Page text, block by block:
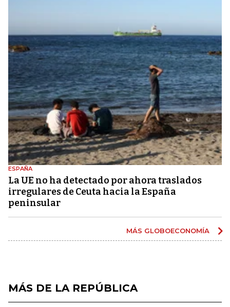
ESPAÑA
La UE no ha detectado por ahora traslados
irregulares de Ceuta hacia la España
peninsular
MÁS GLOBOECONOMÍA
MÁS DE LA REPÚBLICA